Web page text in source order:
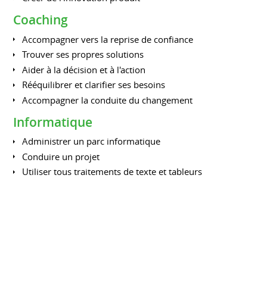
Coaching
Accompagner vers la reprise de confiance
Trouver ses propres solutions
Aider à la décision et à l'action
Rééquilibrer et clarifier ses besoins
Accompagner la conduite du changement
Informatique
Administrer un parc informatique
Conduire un projet
Utiliser tous traitements de texte et tableurs